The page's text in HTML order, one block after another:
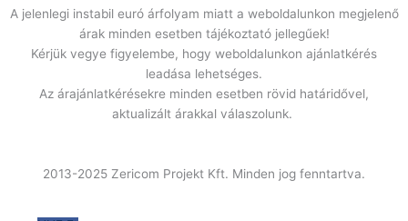
A jelenlegi instabil euró árfolyam miatt a weboldalunkon megjelenő
árak minden esetben tájékoztató jellegűek!
Kérjük vegye figyelembe, hogy weboldalunkon ajánlatkérés
leadása lehetséges.
Az árajánlatkérésekre minden esetben rövid határidővel,
aktualizált árakkal válaszolunk.
2013-2025 Zericom Projekt Kft. Minden jog fenntartva.